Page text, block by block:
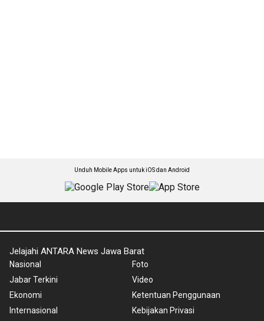
Unduh Mobile Apps untuk iOS dan Android
Jelajahi ANTARA News Jawa Barat
Nasional
Jabar Terkini
Ekonomi
Internasional
Foto
Video
Ketentuan Penggunaan
Kebijakan Privasi